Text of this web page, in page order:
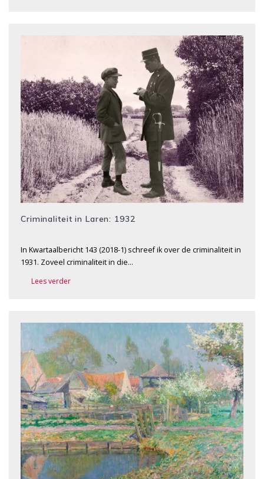
Criminaliteit in Laren: 1932
In Kwartaalbericht 143 (2018-1) schreef ik over de criminaliteit in
1931. Zoveel criminaliteit in die…
Lees verder